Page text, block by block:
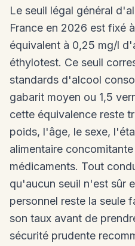
Le seuil légal général
France en 2026 est fixé
équivalent à 0,25 mg/l
éthylotest. Ce seuil
standards d'alcool
gabarit moyen ou 1,5
cette équivalence reste
poids, l'âge, le sexe,
alimentaire
médicaments. Tout
qu'aucun seuil n'est sûr
personnel reste la seule
son taux avant de
sécurité prudente